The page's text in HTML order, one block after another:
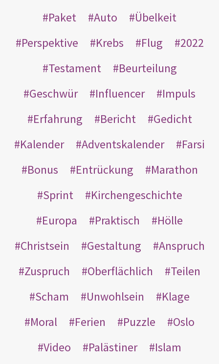
Paket
Auto
Übelkeit
Perspektive
Krebs Flug
2022
Testament
Beurteilung
Geschwür
Influencer
Impuls
Erfahrung
Bericht
Gedicht
Kalender
Adventskalender
Farsi
Bonus
Entrückung
Marathon
Sprint
Kirchengeschichte
Europa
Praktisch
Hölle
Christsein
Gestaltung
Anspruch
Zuspruch
Oberflächlich
Teilen
Scham
Unwohlsein
Klage
Moral
Ferien Puzzle
Oslo
Video
Palästiner
Islam